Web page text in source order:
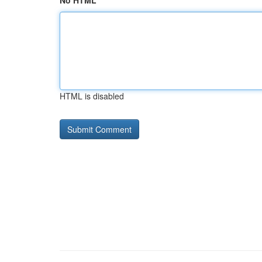
HTML is disabled